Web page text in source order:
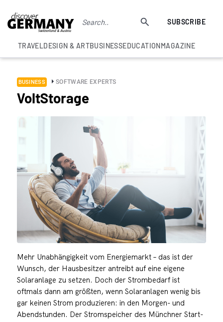
SUBSCRIBE
TRAVELDESIGN & ARTBUSINESSEDUCATIONMAGAZINE
BUSINESS SOFTWARE EXPERTS
VoltStorage
Mehr Unabhängigkeit vom Energiemarkt – das ist der
Wunsch, der Hausbesitzer antreibt auf eine eigene
Solaranlage zu setzen. Doch der Strombedarf ist
oftmals dann am größten, wenn Solaranlagen wenig bis
gar keinen Strom produzieren: in den Morgen- und
Abendstunden. Der Stromspeicher des Münchner Start-